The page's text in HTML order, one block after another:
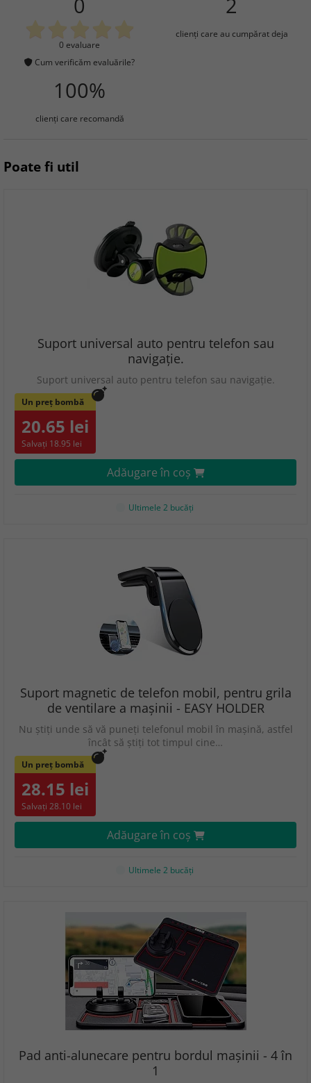
0 evaluare
Cum verificăm evaluările?
clienţi care au cumpărat deja
100%
clienţi care recomandă
Poate fi util
Suport universal auto pentru telefon sau
navigaţie.
Suport universal auto pentru telefon sau navigaţie.
Un preț bombă
20.65 lei
Salvați 18.95 lei
Adăugare în coş
Ultimele 2 bucăţi
Suport magnetic de telefon mobil, pentru grila
de ventilare a mașinii - EASY HOLDER
Nu știți unde să vă puneți telefonul mobil în mașină, astfel
încât să știți tot timpul cine…
Un preț bombă
28.15 lei
Salvați 28.10 lei
Adăugare în coş
Ultimele 2 bucăţi
Pad anti-alunecare pentru bordul mașinii - 4 în
1